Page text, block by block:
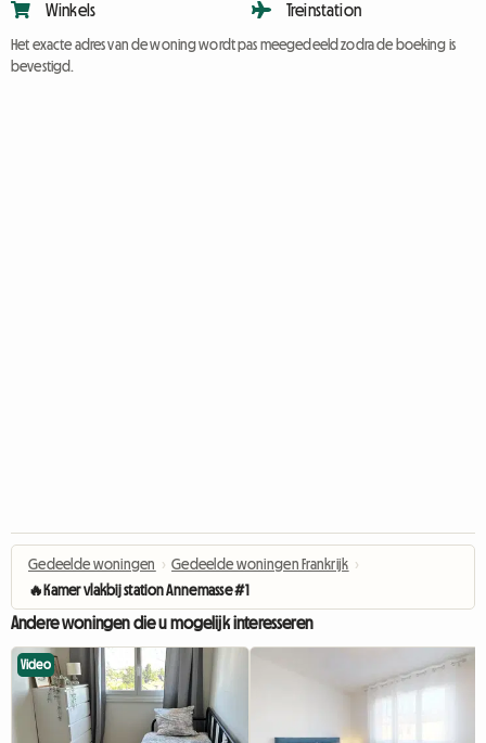
Winkels
Treinstation
Het exacte adres van de woning wordt pas meegedeeld zodra de boeking is
bevestigd.
Gedeelde woningen › Gedeelde woningen Frankrijk ›
🔥Kamer vlakbij station Annemasse #1
Andere woningen die u mogelijk interesseren
Video